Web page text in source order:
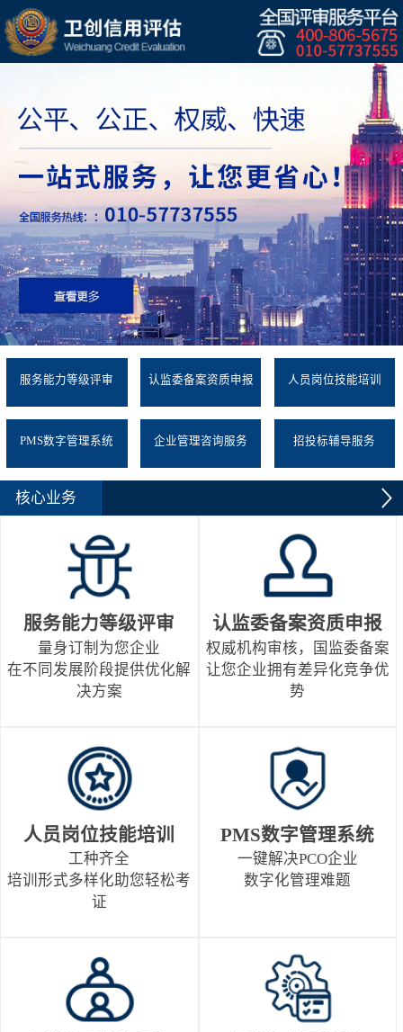
服务能力等级评审 认监委备案资质申报 人员岗位技能培训
PMS数字管理系统 企业管理咨询服务 招投标辅导服务
核心业务
服务能力等级评审
量身订制为您企业
在不同发展阶段提供优化解
决方案
认监委备案资质申报
权威机构审核，国监委备案
让您企业拥有差异化竞争优
势
人员岗位技能培训
工种齐全
培训形式多样化助您轻松考
证
PMS数字管理系统
一键解决PCO企业
数字化管理难题